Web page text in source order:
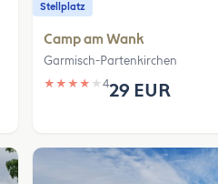
Stellplatz
Camp am Wank
Garmisch-Partenkirchen
★ ★ ★ ★ ★ 429 EUR